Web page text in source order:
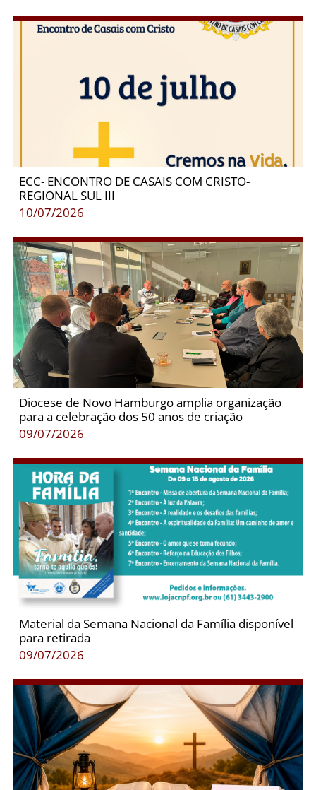
ECC- ENCONTRO DE CASAIS COM CRISTO-
REGIONAL SUL III
10/07/2026
Diocese de Novo Hamburgo amplia organização
para a celebração dos 50 anos de criação
09/07/2026
Material da Semana Nacional da Família disponível
para retirada
09/07/2026